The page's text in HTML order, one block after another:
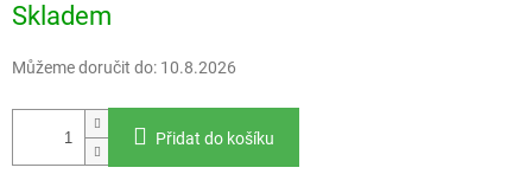
cena:
Skladem
Můžeme doručit do: 10.8.2026
Přidat do košíku